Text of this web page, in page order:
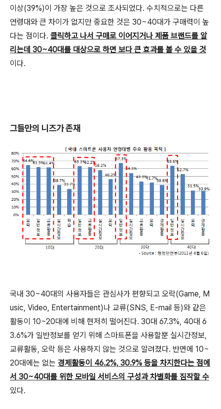
이상(39%)이 가장 높은 것으로 조사되었다. 수치적으로는 다른
연령대와 큰 차이가 없지만 중요한 것은 30~40대가 구매력이 높
다는 점이다. 클릭하고 나서 구매로 이어지거나 제품 브랜드를 알
리는데 30~40대를 대상으로 하면 보다 큰 효과를 볼 수 있을 것
이다.
그들만의 니즈가 존재
국내 30~40대의 사용자들은 관심사가 편향되고 오락(Game, M
usic, Video, Entertainment)나 교류(SNS, E-mail 등)와 같은
활동이 10~20대에 비해 현저히 떨어진다. 30대 67.3%, 40대 6
3.6%가 일반정보를 얻기 위해 스마트폰을 사용할뿐 실시간정보,
교류활동, 오락 등은 사용하지 않는 것으로 알려졌다. 반면에 10~
20대에는 없는 경제활동이 46.2%, 30.9% 등을 차지한다는 점에
서 30~40대를 위한 모바일 서비스의 구성과 차별화를 짐작할 수
있다.